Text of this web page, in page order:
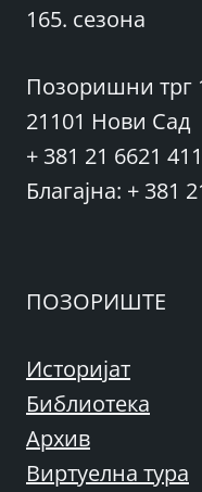
165. сезона
Позоришни трг
21101 Нови Сад
+ 381 21 6621 411
Благајна: + 381
ПОЗОРИШТЕ
Историјат
Библиотека
Архив
Виртуелна тура